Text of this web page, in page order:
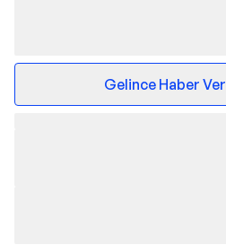
Gelince Haber Ver